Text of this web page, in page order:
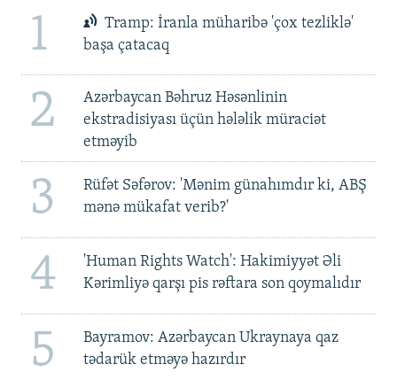
1
Tramp: İranla müharibə 'çox tezliklə'
başa çatacaq
2
Azərbaycan Bəhruz Həsənlinin
ekstradisiyası üçün hələlik müraciət
etməyib
3
Rüfət Səfərov: 'Mənim günahımdır ki, ABŞ
mənə mükafat verib?'
4
'Human Rights Watch': Hakimiyyət Əli
Kərimliyə qarşı pis rəftara son qoymalıdır
5
Bayramov: Azərbaycan Ukraynaya qaz
tədarük etməyə hazırdır